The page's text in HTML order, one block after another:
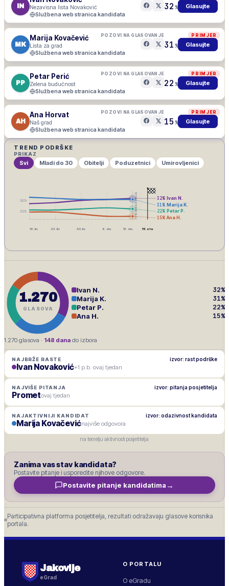
IN Nezavisna lista Novaković
Službena web stranica kandidata
32 % Glasujte
PRIMJER
MK
Marija Kovačević
Lista za grad
POZOVI NA GLASOVANJE
Službena web stranica kandidata
31 % Glasujte
PRIMJER
PP
Petar Perić
Zelena budućnost
POZOVI NA GLASOVANJE
Službena web stranica kandidata
22 % Glasujte
PRIMJER
AH
Ana Horvat
Naš grad
POZOVI NA GLASOVANJE
Službena web stranica kandidata
15 % Glasujte
TREND PODRŠKE
PRIKAZ
Svi Mladi do 30 Obitelji Poduzetnici Umirovljenici
IZBORNA ŠUTNJA
20%
30% 32% Ivan N.
31% Marija K.
22% Petar P.
15% Ana H.
16. lis 23. lis 30. lis 6. stu 13. stu 15. stu
1.270
GLASOVA
Ivan N. 32%
Marija K. 31%
Petar P. 22%
Ana H. 15%
1.270 glasova · 148 dana do izbora
NAJBRŽE RASTE izvor: rast podrške
Ivan Novaković+1 p.b. ovaj tjedan
NAJVIŠE PITANJA izvor: pitanja posjetitelja
Prometovaj tjedan
NAJAKTIVNIJI KANDIDAT izvor: odazivnost kandidata
Marija Kovačevićnajviše odgovora
na temelju aktivnosti posjetitelja
Zanima vas stav kandidata?
Postavite pitanje i usporedite njihove odgovore.
Postavite pitanje kandidatima →
Participativna platforma posjetitelja, rezultati odražavaju glasove korisnika
portala.
Jakovlje
eGrad
O PORTALU
O eGradu